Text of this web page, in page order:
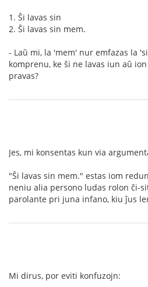
1. Ŝi lavas sin
2. Ŝi lavas sin mem.
- Laŭ mi, la 'mem' nur emfazas la
komprenu, ke ŝi ne lavas iun aŭ
pravas?
Jes, mi konsentas kun via
"Ŝi lavas sin mem." estas iom
neniu alia persono ludas rolon ĉi-
parolante pri juna infano, kiu ĵus
Mi dirus, por eviti konfuzojn: